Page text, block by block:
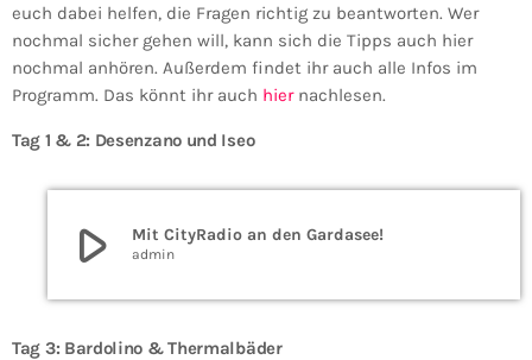
euch dabei helfen, die Fragen richtig zu beantworten. Wer
nochmal sicher gehen will, kann sich die Tipps auch hier
nochmal anhören. Außerdem findet ihr auch alle Infos im
Programm. Das könnt ihr auch hiernachlesen.
Tag 1 & 2: Desenzano und Iseo
play_arrow Mit CityRadio an den Gardasee!
admin
Tag 3: Bardolino & Thermalbäder